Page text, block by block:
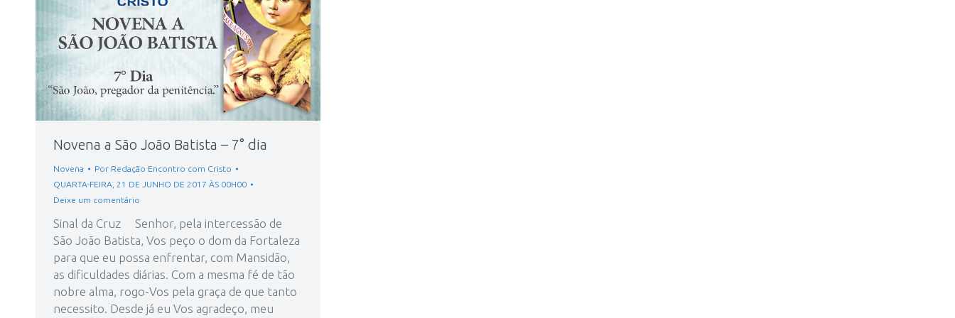
Novena a São João Batista – 7° dia
Novena Por Redação Encontro com Cristo
QUARTA-FEIRA, 21 DE JUNHO DE 2017 ÀS 00H00
Deixe um comentário
Sinal da Cruz Senhor, pela intercessão de
São João Batista, Vos peço o dom da Fortaleza
para que eu possa enfrentar, com Mansidão,
as dificuldades diárias. Com a mesma fé de tão
nobre alma, rogo-Vos pela graça de que tanto
necessito. Desde já eu Vos agradeço, meu